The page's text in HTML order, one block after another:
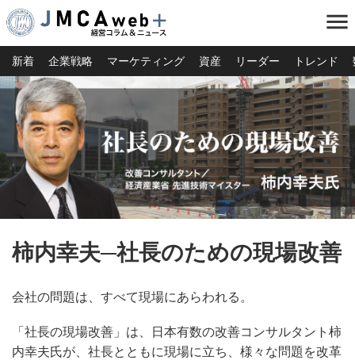
menu
新着 企業戦略 マーケティング 資産 リーダー トレンド
柿内幸夫─社長のための現場改善
会社の問題は、すべて現場にあらわれる。
「社長の現場改善」は、日本有数の改善コンサルタント柿
内幸夫氏が、社長とともに現場に立ち、様々な問題を改革